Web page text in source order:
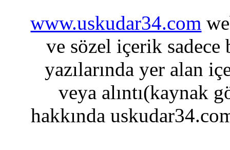
www.uskudar34.com
ve sözel içerik sadece
yazılarında yer alan
veya alıntı(kaynak
hakkında